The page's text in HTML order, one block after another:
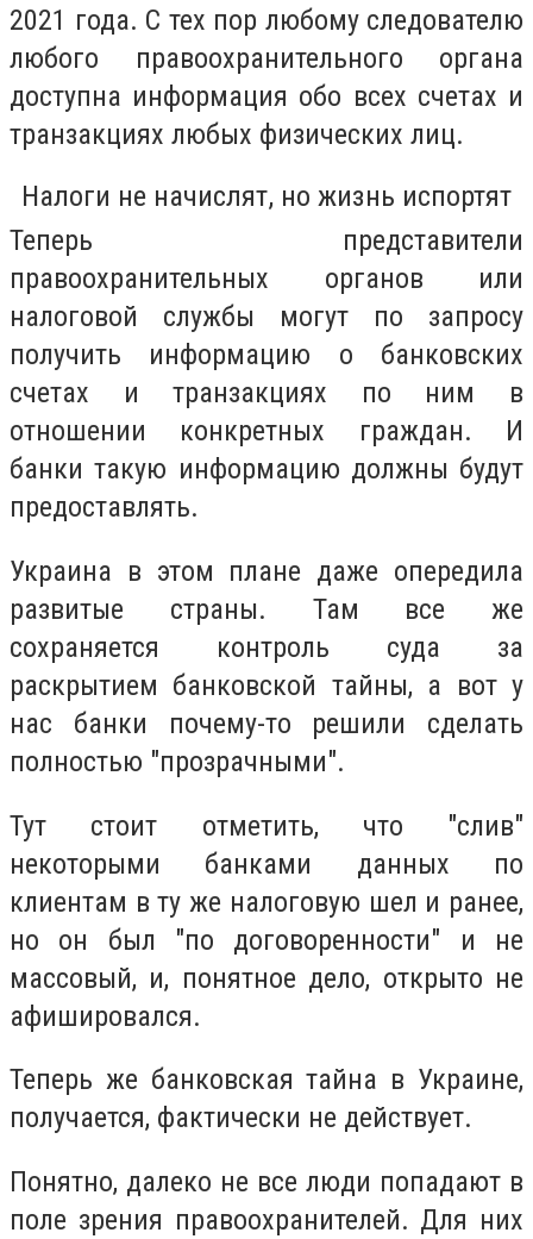
2021 года. С тех пор любому следователю
любого правоохранительного органа
доступна информация обо всех счетах и
транзакциях любых физических лиц.
Налоги не начислят, но жизнь испортят
Теперь представители
правоохранительных органов или
налоговой службы могут по запросу
получить информацию о банковских
счетах и транзакциях по ним в
отношении конкретных граждан. И
банки такую информацию должны будут
предоставлять.
Украина в этом плане даже опередила
развитые страны. Там все же
сохраняется контроль суда за
раскрытием банковской тайны, а вот у
нас банки почему-то решили сделать
полностью "прозрачными".
Тут стоит отметить, что "слив"
некоторыми банками данных по
клиентам в ту же налоговую шел и ранее,
но он был "по договоренности" и не
массовый, и, понятное дело, открыто не
афишировался.
Теперь же банковская тайна в Украине,
получается, фактически не действует.
Понятно, далеко не все люди попадают в
поле зрения правоохранителей. Для них